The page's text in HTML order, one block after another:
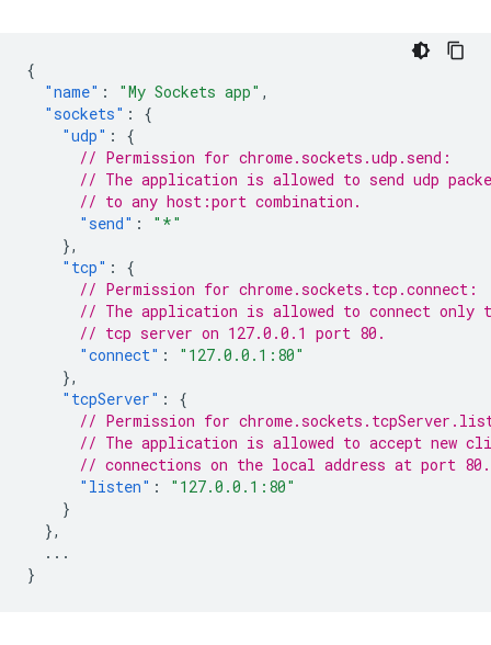
{
"name" : "My Sockets app" ,
"sockets" :
{
"udp" :
{
// Permission for chrome.sockets.udp.send:
// The application is allowed to send udp
// to any host:port combination.
"send" :
"*"
},
"tcp" :
{
// Permission for chrome.sockets.tcp.connect:
// The application is allowed to connect only
// tcp server on 127.0.0.1 port 80.
"connect" :
"127.0.0.1:80"
},
"tcpServer" :
{
// Permission for
// The application is allowed to accept new
// connections on the local address at port 80.
"listen" :
"127.0.0.1:80"
}
},
...
}